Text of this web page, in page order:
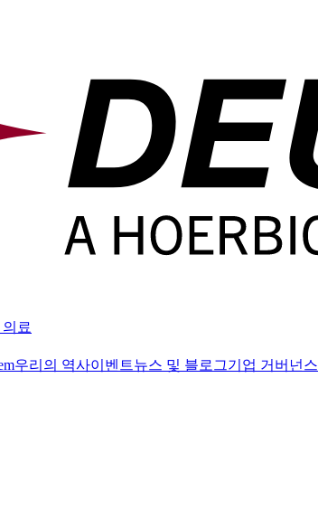
료
우리의 역사이벤트뉴스 및 블로그기업 거버넌스